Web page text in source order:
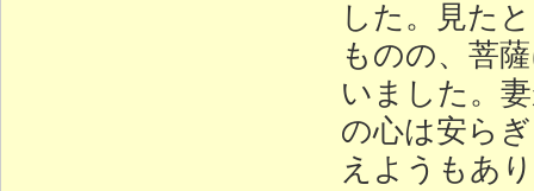
した。見た
ものの、菩
いました。
の心は安ら
えようもあ